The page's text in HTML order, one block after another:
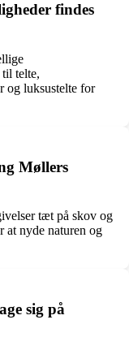
findes
telte,
og luksustelte for
Møllers
tæt på skov og
at nyde naturen og
sig på